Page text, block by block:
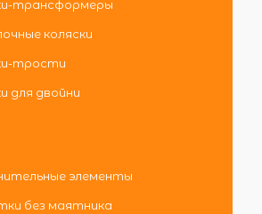
трансформеры
коляски
трости
для двойни
элементы
без маятника